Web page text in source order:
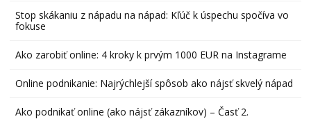
Stop skákaniu z nápadu na nápad: Kľúč k úspechu spočíva vo
fokuse
Ako zarobiť online: 4 kroky k prvým 1000 EUR na Instagrame
Online podnikanie: Najrýchlejší spôsob ako nájsť skvelý nápad
Ako podnikať online (ako nájsť zákazníkov) – Časť 2.